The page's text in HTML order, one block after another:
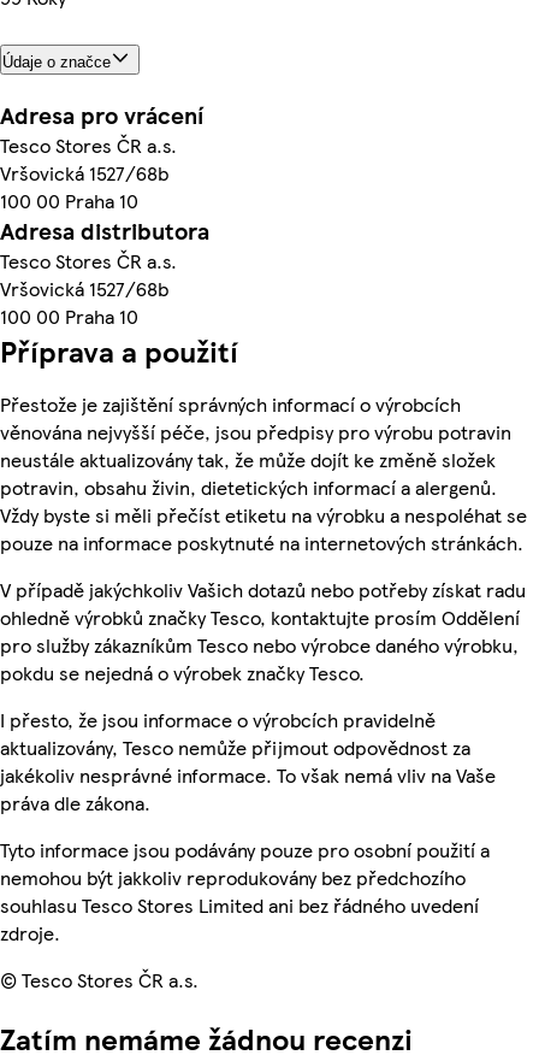
Údaje o značce
Adresa pro vrácení
Tesco Stores ČR a.s.
Vršovická 1527/68b
100 00 Praha 10
Adresa distributora
Tesco Stores ČR a.s.
Vršovická 1527/68b
100 00 Praha 10
Příprava a použití
Přestože je zajištění správných informací o výrobcích
věnována nejvyšší péče, jsou předpisy pro výrobu potravin
neustále aktualizovány tak, že může dojít ke změně složek
potravin, obsahu živin, dietetických informací a alergenů.
Vždy byste si měli přečíst etiketu na výrobku a nespoléhat se
pouze na informace poskytnuté na internetových stránkách.
V případě jakýchkoliv Vašich dotazů nebo potřeby získat radu
ohledně výrobků značky Tesco, kontaktujte prosím Oddělení
pro služby zákazníkům Tesco nebo výrobce daného výrobku,
pokdu se nejedná o výrobek značky Tesco.
I přesto, že jsou informace o výrobcích pravidelně
aktualizovány, Tesco nemůže přijmout odpovědnost za
jakékoliv nesprávné informace. To však nemá vliv na Vaše
práva dle zákona.
Tyto informace jsou podávány pouze pro osobní použití a
nemohou být jakkoliv reprodukovány bez předchozího
souhlasu Tesco Stores Limited ani bez řádného uvedení
zdroje.
© Tesco Stores ČR a.s.
Zatím nemáme žádnou recenzi